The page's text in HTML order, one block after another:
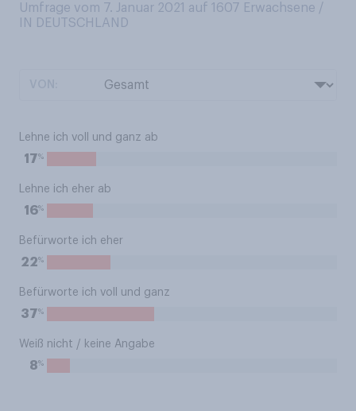
Umfrage vom 7. Januar 2021 auf 1607 Erwachsene /
IN DEUTSCHLAND
Lehne ich voll und ganz ab
17%
Lehne ich eher ab
16%
Befürworte ich eher
22%
Befürworte ich voll und ganz
37%
Weiß nicht / keine Angabe
8%